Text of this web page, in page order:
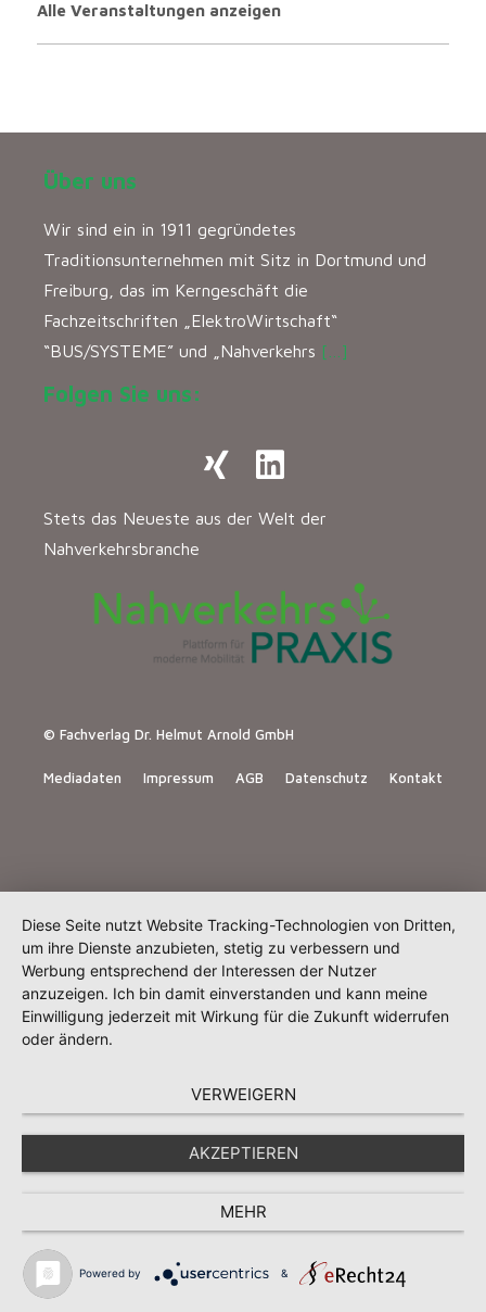
Alle Veranstaltungen anzeigen
Über uns
Wir sind ein in 1911 gegründetes
Traditionsunternehmen mit Sitz in Dortmund und
Freiburg, das im Kerngeschäft die
Fachzeitschriften „ElektroWirtschaft“
“BUS/SYSTEME” und „Nahverkehrs […]
Folgen Sie uns:
Stets das Neueste aus der Welt der
Nahverkehrsbranche
© Fachverlag Dr. Helmut Arnold GmbH
Mediadaten Impressum AGB Datenschutz Kontakt
Diese Seite nutzt Website Tracking-Technologien von Dritten,
um ihre Dienste anzubieten, stetig zu verbessern und
Werbung entsprechend der Interessen der Nutzer
anzuzeigen. Ich bin damit einverstanden und kann meine
Einwilligung jederzeit mit Wirkung für die Zukunft widerrufen
oder ändern.
VERWEIGERN
AKZEPTIEREN
MEHR
Powered by &